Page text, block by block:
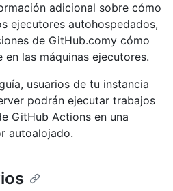
adicional sobre cómo
ejecutores autohospedados,
de GitHub.comy cómo
las máquinas ejecutores.
usuarios de tu instancia
podrán ejecutar trabajos
GitHub Actions en una
autoalojado.